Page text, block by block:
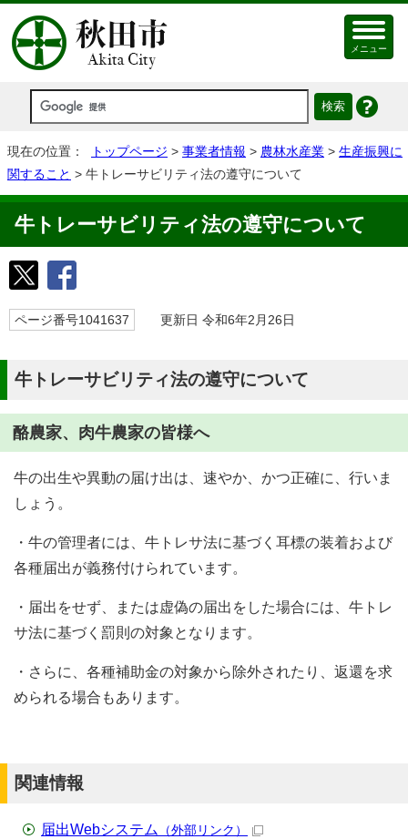
メニュー
現在の位置： トップページ > 事業者情報 > 農林水産業 > 生産振興に
関すること > 牛トレーサビリティ法の遵守について
牛トレーサビリティ法の遵守について
ページ番号1041637 更新日 令和6年2月26日
牛トレーサビリティ法の遵守について
酪農家、肉牛農家の皆様へ
牛の出生や異動の届け出は、速やか、かつ正確に、行いま
しょう。
・牛の管理者には、牛トレサ法に基づく耳標の装着および
各種届出が義務付けられています。
・届出をせず、または虚偽の届出をした場合には、牛トレ
サ法に基づく罰則の対象となります。
・さらに、各種補助金の対象から除外されたり、返還を求
められる場合もあります。
関連情報
届出Webシステム （外部リンク）